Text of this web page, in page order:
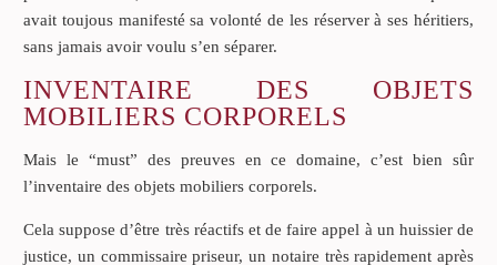
avait toujous manifesté sa volonté de les réserver à ses héritiers,
sans jamais avoir voulu s’en séparer.
INVENTAIRE DES OBJETS
MOBILIERS CORPORELS
Mais le “must” des preuves en ce domaine, c’est bien sûr
l’inventaire des objets mobiliers corporels.
Cela suppose d’être très réactifs et de faire appel à un huissier de
justice, un commissaire priseur, un notaire très rapidement après